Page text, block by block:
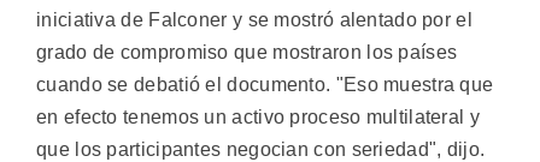
iniciativa de Falconer y se mostró alentado por el
grado de compromiso que mostraron los países
cuando se debatió el documento. "Eso muestra que
en efecto tenemos un activo proceso multilateral y
que los participantes negocian con seriedad", dijo.